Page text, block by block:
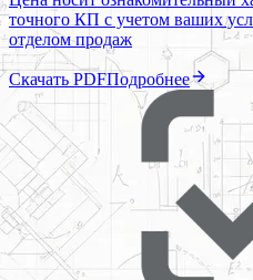
точного КП с учетом ваших
отделом продаж
Скачать PDFПодробнее